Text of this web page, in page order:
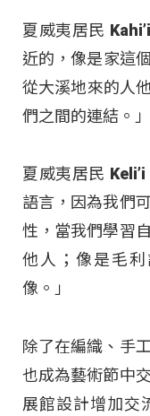
夏威夷居民
近的，像是家這
從大溪地來的人
們之間的連結。」
夏威夷居民
語言，因為我們
性，當我們學習
他人；像是毛
像。」
除了在編織、手
也成為藝術節中
展館設計增加交